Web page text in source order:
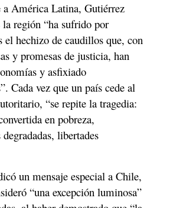
a América Latina, Gutiérrez
región “ha sufrido por
el hechizo de caudillos que, con
y promesas de justicia, han
y asfixiado
Cada vez que un país cede al
“se repite la tragedia:
en pobreza,
libertades
un mensaje especial a Chile,
“una excepción luminosa”